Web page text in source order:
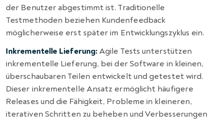
der Benutzer abgestimmt ist. Traditionelle
Testmethoden beziehen Kundenfeedback
möglicherweise erst später im Entwicklungszyklus ein.
Inkrementelle Lieferung:Agile Tests unterstützen
inkrementelle Lieferung, bei der Software in kleinen,
überschaubaren Teilen entwickelt und getestet wird.
Dieser inkrementelle Ansatz ermöglicht häufigere
Releases und die Fähigkeit, Probleme in kleineren,
iterativen Schritten zu beheben und Verbesserungen